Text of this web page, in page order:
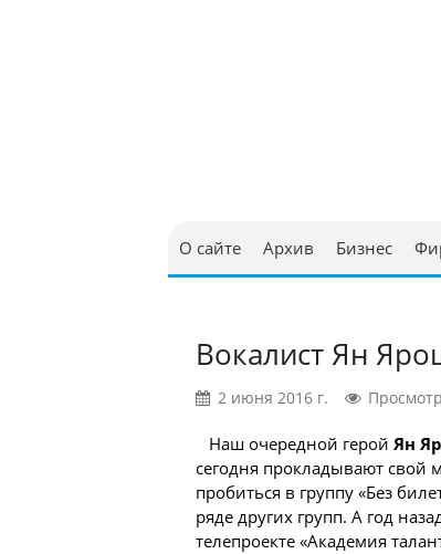
О сайте Архив Бизнес
Вокалист Ян
2 июня 2016 г.
Наш очередной герой Ян
сегодня прокладывают
пробиться в группу «Без
ряде других групп. А год
телепроекте «Академия